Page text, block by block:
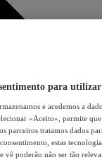
para utilizar
e acedemos a
«Aceito», permite
parceiros tratamos dados
estas
vê poderão não ser tão